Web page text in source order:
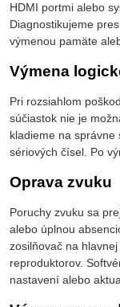
HDMI portmi alebo
Diagnostikujeme
výmenou pamäte
Výmena
Pri rozsiahlom
súčiastok nie je
kladieme na
sériových čísel. Po
Oprava zvuku
Poruchy zvuku sa
alebo úplnou
zosilňovač na
reproduktorov.
nastavení alebo